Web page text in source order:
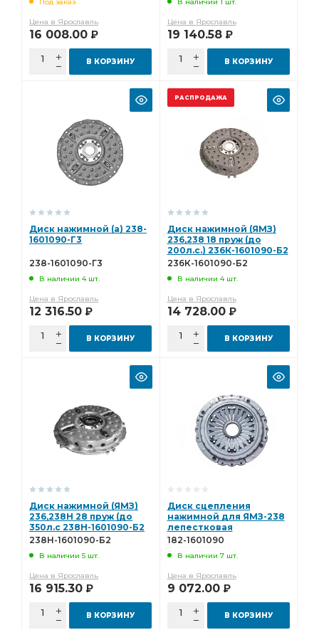
Цена в Ярославль
16 008.00 Р
В КОРЗИНУ
Цена в Ярославль
19 140.58 Р
В КОРЗИНУ
Диск нажимной (а) 238-
1601090-Г3
238-1601090-Г3
В наличии 4 шт.
Цена в Ярославль
12 316.50 Р
В КОРЗИНУ
РАСПРОДАЖА
Диск нажимной (ЯМЗ)
236,238 18 пруж (до
200л.с.) 236К-1601090-Б2
236К-1601090-Б2
В наличии 4 шт.
Цена в Ярославль
14 728.00 Р
В КОРЗИНУ
Диск нажимной (ЯМЗ)
236,238Н 28 пруж (до
350л.с 238Н-1601090-Б2
238Н-1601090-Б2
В наличии 5 шт.
Цена в Ярославль
16 915.30 Р
В КОРЗИНУ
Диск сцепления
нажимной для ЯМЗ-238
лепестковая
(182.1601090) ПРАМО 182-
182-1601090
В наличии 7 шт.
Цена в Ярославль
9 072.00 Р
В КОРЗИНУ